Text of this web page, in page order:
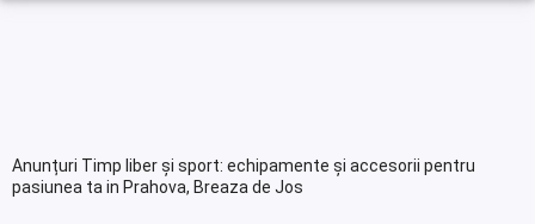
Anunțuri Timp liber și sport: echipamente și accesorii pentru
pasiunea ta in Prahova, Breaza de Jos